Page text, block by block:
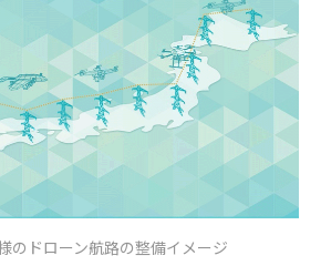
のドローン航路の整備イメージ